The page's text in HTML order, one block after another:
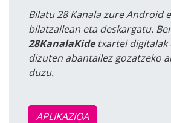
Bilatu 28 Kanala zure Android
bilatzailean eta deskargatu.
28KanalaKidetxartel digitalak
dizuten abantailez gozatzeko
duzu.
APLIKAZIOA